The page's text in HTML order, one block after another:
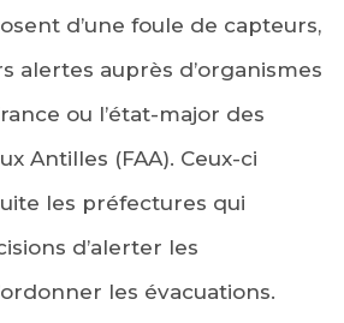
d’une foule de capteurs,
alertes auprès d’organismes
ou l’état-major des
Antilles (FAA). Ceux-ci
les préfectures qui
d’alerter les
les évacuations.